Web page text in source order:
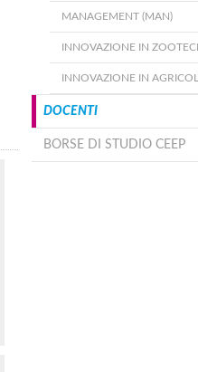
MANAGEMENT (MAN)
INNOVAZIONE IN
INNOVAZIONE IN
DOCENTI
BORSE DI STUDIO CEEP